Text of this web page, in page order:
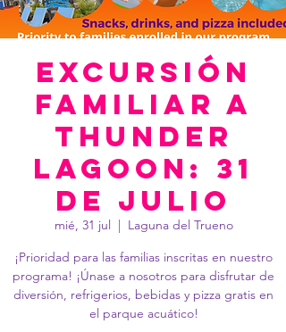
Excursión
familiar a
Thunder
Lagoon: 31
de julio
mié, 31 jul
  |
Laguna del Trueno
¡Prioridad para las familias inscritas en nuestro
programa! ¡Únase a nosotros para disfrutar de
diversión, refrigerios, bebidas y pizza gratis en
el parque acuático!